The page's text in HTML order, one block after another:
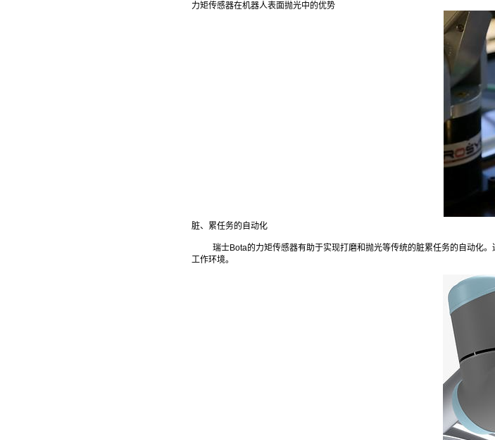
力矩传感器在机器人表面抛光中的优势
脏、累任务的自动化
瑞士Bota的力矩传感器有助于实现打磨和抛光等传统的脏累任务的自动化。
工作环境。